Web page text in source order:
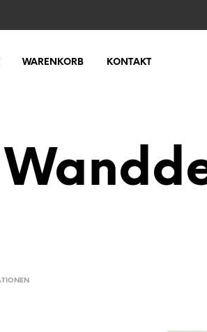
WARENKORB KONTAKT